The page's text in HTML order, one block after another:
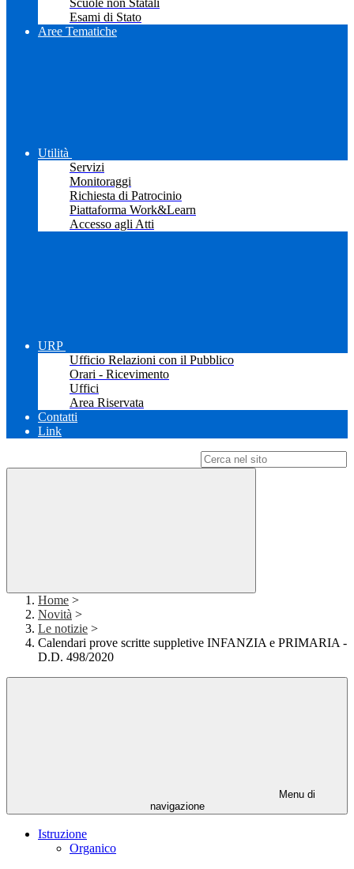
Scuole non Statali
Esami di Stato
Aree Tematiche
Utilità
Servizi
Monitoraggi
Richiesta di Patrocinio
Piattaforma Work&Learn
Accesso agli Atti
URP
Ufficio Relazioni con il Pubblico
Orari - Ricevimento
Uffici
Area Riservata
Contatti
Link
Home >
Novità >
Le notizie >
Calendari prove scritte suppletive INFANZIA e PRIMARIA -
D.D. 498/2020
Menu di
navigazione
Istruzione
Organico